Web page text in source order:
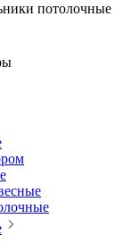
потолочные